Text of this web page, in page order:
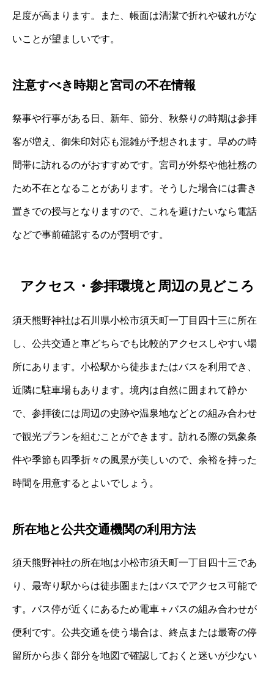
足度が高まります。また、帳面は清潔で折れや破れがな
いことが望ましいです。
注意すべき時期と宮司の不在情報
祭事や行事がある日、新年、節分、秋祭りの時期は参拝
客が増え、御朱印対応も混雑が予想されます。早めの時
間帯に訪れるのがおすすめです。宮司が外祭や他社務の
ため不在となることがあります。そうした場合には書き
置きでの授与となりますので、これを避けたいなら電話
などで事前確認するのが賢明です。
アクセス・参拝環境と周辺の見どころ
須天熊野神社は石川県小松市須天町一丁目四十三に所在
し、公共交通と車どちらでも比較的アクセスしやすい場
所にあります。小松駅から徒歩またはバスを利用でき、
近隣に駐車場もあります。境内は自然に囲まれて静か
で、参拝後には周辺の史跡や温泉地などとの組み合わせ
で観光プランを組むことができます。訪れる際の気象条
件や季節も四季折々の風景が美しいので、余裕を持った
時間を用意するとよいでしょう。
所在地と公共交通機関の利用方法
須天熊野神社の所在地は小松市須天町一丁目四十三であ
り、最寄り駅からは徒歩圏またはバスでアクセス可能で
す。バス停が近くにあるため電車＋バスの組み合わせが
便利です。公共交通を使う場合は、終点または最寄の停
留所から歩く部分を地図で確認しておくと迷いが少ない